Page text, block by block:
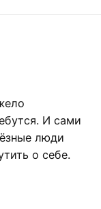
И сами
люди
о себе.